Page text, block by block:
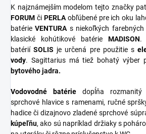
K najznámejším modelom tejto značky
FORUM či PERLAobľúbené pre ich oku
batérieVENTURAs niekoľkých farebných
klasické kohútikové batérie MADISON.
batériíSOLIS je určená pre použitie s
vody. Sagittarius má tiež bohatý výber
bytového jadra.
Vodovodné batérie dopĺňa rozmanitý
sprchové hlavice s ramenami, ručné
hadice či dizajnovo zladené sprchové
kúpeľňu, ako sú napríklad držiaky s